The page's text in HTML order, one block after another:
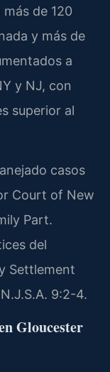
de 120
y más de
a
y NJ, con
superior al
casos
Court of New
Part.
del
Settlement
9:2-4.
Gloucester